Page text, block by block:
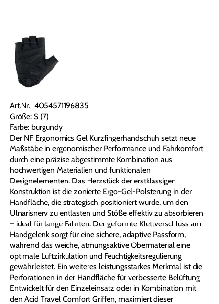
Art.Nr. 4054571196835
Größe: S (7)
Farbe: burgundy
Der NF Ergonomics Gel Kurzfingerhandschuh setzt neue
Maßstäbe in ergonomischer Performance und Fahrkomfort
durch eine präzise abgestimmte Kombination aus
hochwertigen Materialien und funktionalen
Designelementen. Das Herzstück der erstklassigen
Konstruktion ist die zonierte Ergo-Gel-Polsterung in der
Handfläche, die strategisch positioniert wurde, um den
Ulnarisnerv zu entlasten und Stöße effektiv zu absorbieren
– ideal für lange Fahrten. Der geformte Klettverschluss am
Handgelenk sorgt für eine sichere, adaptive Passform,
während das weiche, atmungsaktive Obermaterial eine
optimale Luftzirkulation und Feuchtigkeitsregulierung
gewährleistet. Ein weiteres leistungsstarkes Merkmal ist die
Perforationen in der Handfläche für verbesserte Belüftung
Entwickelt für den Einzeleinsatz oder in Kombination mit
den Acid Travel Comfort Griffen, maximiert dieser